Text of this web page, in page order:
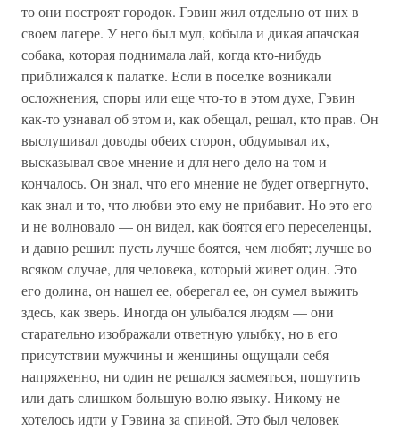
то они построят городок. Гэвин жил отдельно от них в
своем лагере. У него был мул, кобыла и дикая апачская
собака, которая поднимала лай, когда кто-нибудь
приближался к палатке. Если в поселке возникали
осложнения, споры или еще что-то в этом духе, Гэвин
как-то узнавал об этом и, как обещал, решал, кто прав. Он
выслушивал доводы обеих сторон, обдумывал их,
высказывал свое мнение и для него дело на том и
кончалось. Он знал, что его мнение не будет отвергнуто,
как знал и то, что любви это ему не прибавит. Но это его
и не волновало — он видел, как боятся его переселенцы,
и давно решил: пусть лучше боятся, чем любят; лучше во
всяком случае, для человека, который живет один. Это
его долина, он нашел ее, оберегал ее, он сумел выжить
здесь, как зверь. Иногда он улыбался людям — они
старательно изображали ответную улыбку, но в его
присутствии мужчины и женщины ощущали себя
напряженно, ни один не решался засмеяться, пошутить
или дать слишком большую волю языку. Никому не
хотелось идти у Гэвина за спиной. Это был человек